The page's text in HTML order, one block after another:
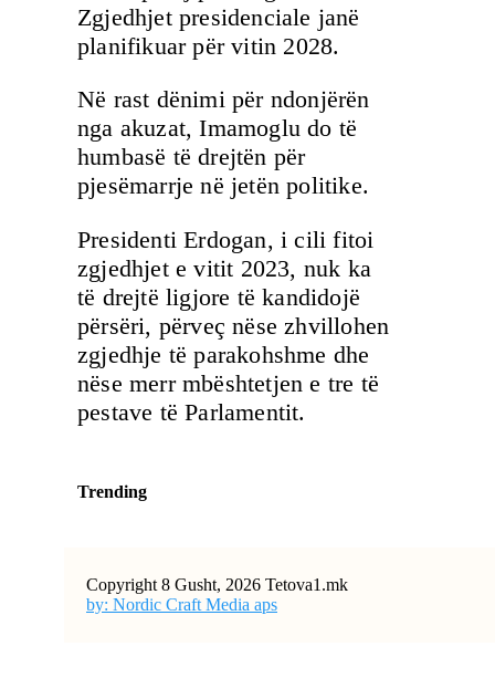
Zgjedhjet presidenciale janë
planifikuar për vitin 2028.
Në rast dënimi për ndonjërën
nga akuzat, Imamoglu do të
humbasë të drejtën për
pjesëmarrje në jetën politike.
Presidenti Erdogan, i cili fitoi
zgjedhjet e vitit 2023, nuk ka
të drejtë ligjore të kandidojë
përsëri, përveç nëse zhvillohen
zgjedhje të parakohshme dhe
nëse merr mbështetjen e tre të
pestave të Parlamentit.
Trending
Copyright 8 Gusht, 2026 Tetova1.mk
by: Nordic Craft Media aps